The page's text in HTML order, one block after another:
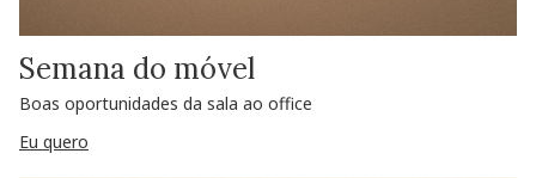
Semana do móvel
Boas oportunidades da sala ao office
Eu quero